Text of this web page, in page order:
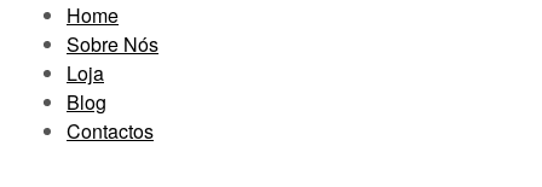
Home
Sobre Nós
Loja
Blog
Contactos